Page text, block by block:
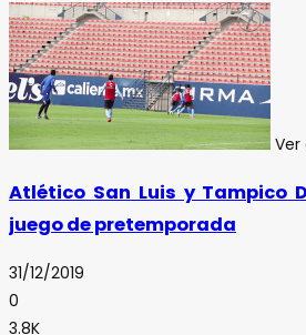
Ver
Atlético San Luis y Tampico
juego de pretemporada
31/12/2019
0
3.8K